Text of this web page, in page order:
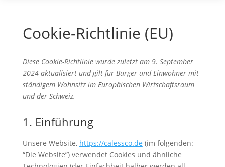
Cookie-Richtlinie (EU)
Diese Cookie-Richtlinie wurde zuletzt am 9. September
2024 aktualisiert und gilt für Bürger und Einwohner mit
ständigem Wohnsitz im Europäischen Wirtschaftsraum
und der Schweiz.
1. Einführung
Unsere Website, https://calessco.de (im folgenden:
“Die Website”) verwendet Cookies und ähnliche